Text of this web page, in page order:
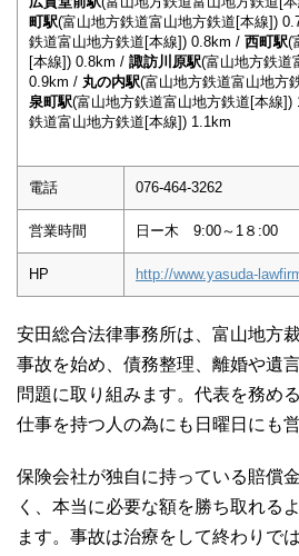
町駅(富山地方鉄道富山地方鉄道[本線])
鉄道富山地方鉄道[本線]) 0.8km / 西町駅(
[本線]) 0.8km / 諏訪川原駅(富山地方鉄道
0.9km / 丸の内駅(富山地方鉄道富山地方
泉町駅(富山地方鉄道富山地方鉄道[本線])
鉄道富山地方鉄道[本線]) 1.1km
電話 076-464-3262
営業時間 日ー木 9:00～1８:00
HP http://www.yasuda-
安田総合法律事務所は、富山地方
事故を始め、債務整理、離婚や遺
問題に取り組みます。代表を務め
仕事を持つ人の為にも日曜日にも
保険会社が独自に持っている賠償
く、本当に必要な額を勝ち取れる
ます。事故は治療をして終わりで